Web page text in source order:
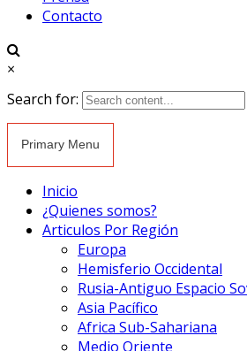
Contacto
×
Search for:
Primary Menu
Inicio
¿Quienes somos?
Articulos Por Región
Europa
Hemisferio Occidental
Rusia-Antiguo Espacio
Asia Pacífico
Africa Sub-Sahariana
Medio Oriente